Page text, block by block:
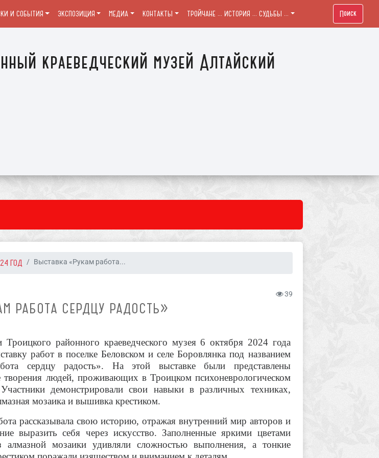
краеведческий музей Алтайский
И СОБЫТИЯ ЭКСПОЗИЦИЯ МЕДИА КОНТАКТЫ ТРОЙЧАНЕ ... ИСТОРИЯ ... СУДЬБЫ ... Поиск
ГОД Выставка «Рукам работа...
39
РАБОТА СЕРДЦУ РАДОСТЬ»
Троицкого районного краеведческого музея 6 октября 2024 года
работ в поселке Беловском и селе Боровлянка под названием
сердцу радость». На этой выставке были представлены
творения людей, проживающих в Троицком психоневрологическом
Участники демонстрировали свои навыки в различных техниках,
мозаика и вышивка крестиком.
рассказывала свою историю, отражая внутренний мир авторов и
выразить себя через искусство. Заполненные яркими цветами
алмазной мозаики удивляли сложностью выполнения, а тонкие